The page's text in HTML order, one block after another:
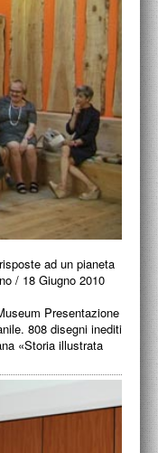
ad un pianeta
/ 18 Giugno 2010
Presentazione
808 disegni inediti
«Storia illustrata